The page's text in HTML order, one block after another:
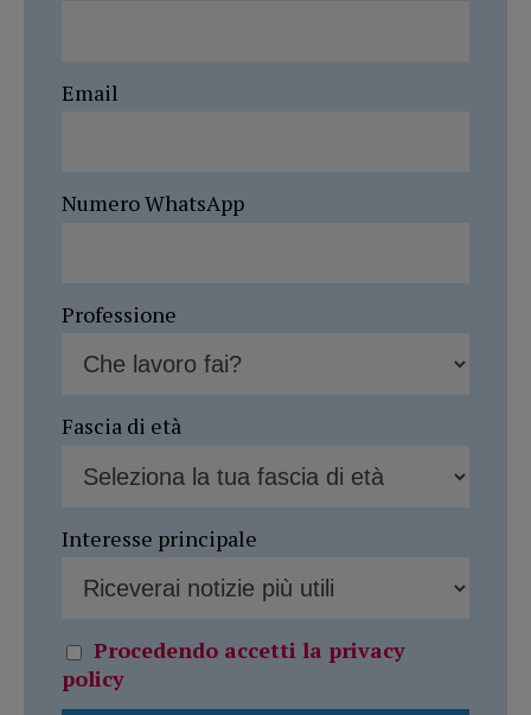
Email
Numero WhatsApp
Professione
Fascia di età
Interesse principale
Procedendo accetti la privacy
policy